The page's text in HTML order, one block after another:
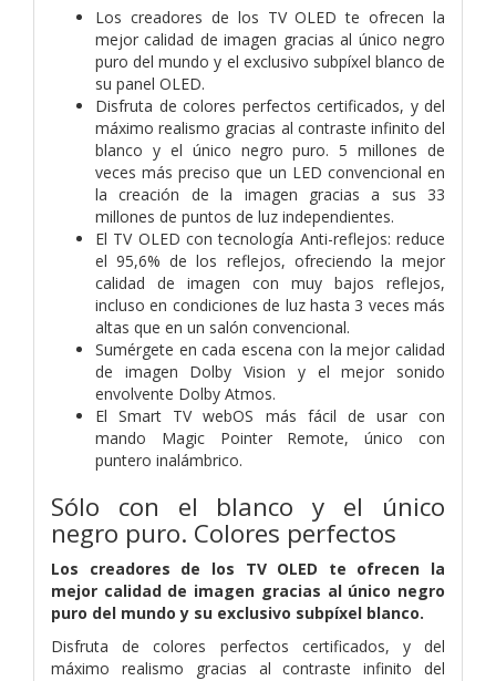
Los creadores de los TV OLED te ofrecen la
mejor calidad de imagen gracias al único negro
puro del mundo y el exclusivo subpíxel blanco de
su panel OLED.
Disfruta de colores perfectos certificados, y del
máximo realismo gracias al contraste infinito del
blanco y el único negro puro. 5 millones de
veces más preciso que un LED convencional en
la creación de la imagen gracias a sus 33
millones de puntos de luz independientes.
El TV OLED con tecnología Anti-reflejos: reduce
el 95,6% de los reflejos, ofreciendo la mejor
calidad de imagen con muy bajos reflejos,
incluso en condiciones de luz hasta 3 veces más
altas que en un salón convencional.
Sumérgete en cada escena con la mejor calidad
de imagen Dolby Vision y el mejor sonido
envolvente Dolby Atmos.
El Smart TV webOS más fácil de usar con
mando Magic Pointer Remote, único con
puntero inalámbrico.
Sólo con el blanco y el único
negro puro. Colores perfectos
Los creadores de los TV OLED te ofrecen la
mejor calidad de imagen gracias al único negro
puro del mundo y su exclusivo subpíxel blanco.
Disfruta de colores perfectos certificados, y del
máximo realismo gracias al contraste infinito del